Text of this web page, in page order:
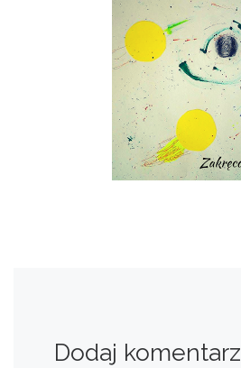
Dodaj komentarz